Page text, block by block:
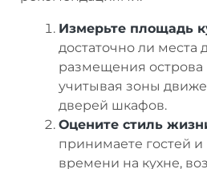
Измерьте площадь
достаточно ли места
размещения острова
учитывая зоны
дверей шкафов.
Оцените стиль
принимаете гостей
времени на кухне,